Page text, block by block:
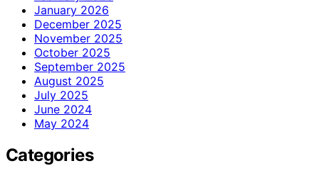
January 2026
December 2025
November 2025
October 2025
September 2025
August 2025
July 2025
June 2024
May 2024
Categories